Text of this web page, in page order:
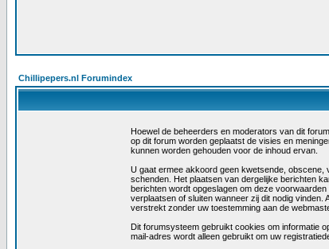
Chillipepers.nl Forumindex
Hoewel de beheerders en moderators van dit
op dit forum worden geplaatst de visies en
kunnen worden gehouden voor de inhoud ervan.
U gaat ermee akkoord geen kwetsende, obscene,
schenden. Het plaatsen van dergelijke berichten
berichten wordt opgeslagen om deze
verplaatsen of sluiten wanneer zij dit nodig
verstrekt zonder uw toestemming aan de
Dit forumsysteem gebruikt cookies om informatie
mail-adres wordt alleen gebruikt om uw